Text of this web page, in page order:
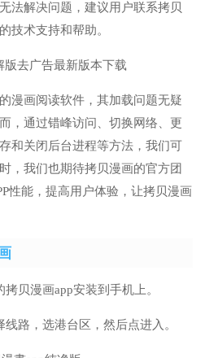
法解决问题，建议用户联系拷贝
技术支持和帮助。
漫画阅读软件，其加载问题无疑
，通过错峰访问、切换网络、更
和关闭后台进程等方法，我们可
，我们也期待拷贝漫画的官方团
性能，提高用户体验，让拷贝漫画
贝漫画app安装到手机上。
路，选港台区，然后点进入。